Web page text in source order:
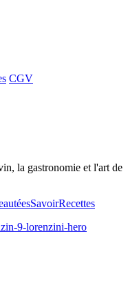
CGV
la gastronomie et l'art de
SavoirRecettes